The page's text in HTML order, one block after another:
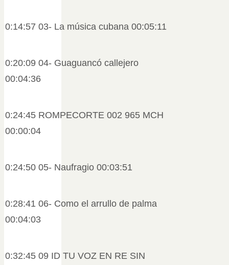
0:14:57 03- La música cubana 00:05:11
0:20:09 04- Guaguancó callejero
00:04:36
0:24:45 ROMPECORTE 002 965 MCH
00:00:04
0:24:50 05- Naufragio 00:03:51
0:28:41 06- Como el arrullo de palma
00:04:03
0:32:45 09 ID TU VOZ EN RE SIN